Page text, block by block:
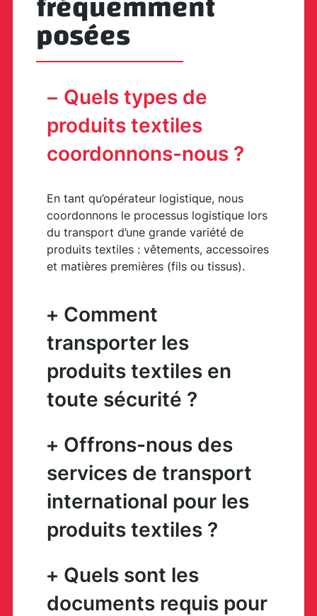
posées
Quels types de
produits textiles
coordonnons-nous ?
En tant qu’opérateur logistique, nous
coordonnons le processus logistique lors
du transport d’une grande variété de
produits textiles : vêtements, accessoires
et matières premières (fils ou tissus).
Comment
transporter les
produits textiles en
toute sécurité ?
Offrons-nous des
services de transport
international pour les
produits textiles ?
Quels sont les
documents requis pour